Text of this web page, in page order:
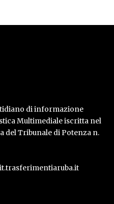
di informazione
Multimediale iscritta nel
del Tribunale di Potenza n.